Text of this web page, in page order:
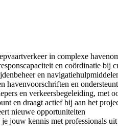
in complexe
en coördinatie bij
en
en
en verkeersbegeleiding,
en draagt actief bij aan het
nieuwe opportuniteiten
jouw kennis met professionals